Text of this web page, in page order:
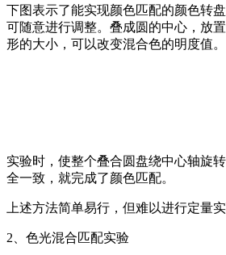
下图表示了能实现颜色匹配的颜色转
可随意进行调整。叠成圆的中心，放
形的大小，可以改变混合色的明度值。
实验时，使整个叠合圆盘绕中心轴旋
全一致，就完成了颜色匹配。
上述方法简单易行，但难以进行定量
2、色光混合匹配实验